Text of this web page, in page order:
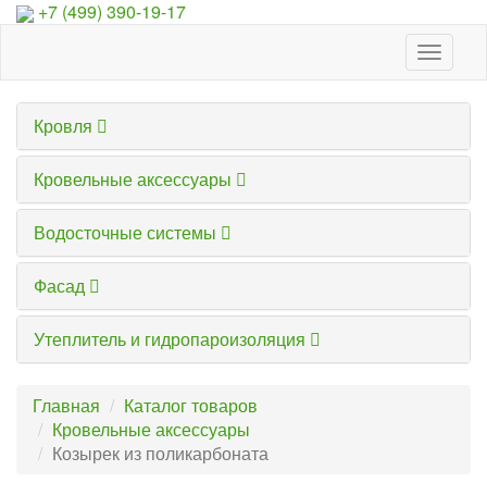
+7 (499) 390-19-17
Toggle
Кровля
Кровельные аксессуары
Водосточные системы
Фасад
Утеплитель и гидропароизоляция
Главная
Каталог товаров
Кровельные аксессуары
Козырек из поликарбоната